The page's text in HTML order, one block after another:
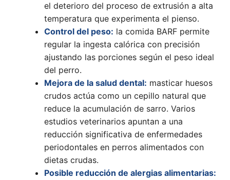
el deterioro del proceso de extrusión a alta
temperatura que experimenta el pienso.
Control del peso: la comida BARF permite
regular la ingesta calórica con precisión
ajustando las porciones según el peso ideal
del perro.
Mejora de la salud dental: masticar huesos
crudos actúa como un cepillo natural que
reduce la acumulación de sarro. Varios
estudios veterinarios apuntan a una
reducción significativa de enfermedades
periodontales en perros alimentados con
dietas crudas.
Posible reducción de alergias alimentarias: